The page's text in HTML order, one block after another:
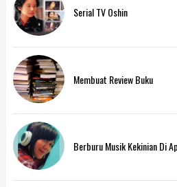
Serial TV Oshin
Membuat Review Buku
Berburu Musik Kekinian Di